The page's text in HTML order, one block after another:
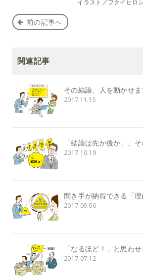
イラスト／フクイヒロシ
前の記事へ
関連記事
その結論、人を動かせま
2017.11.15
「結論は先か後か」、
2017.10.19
聞き手が納得できる「理
2017.09.06
「なるほど！」と思わ
2017.07.12